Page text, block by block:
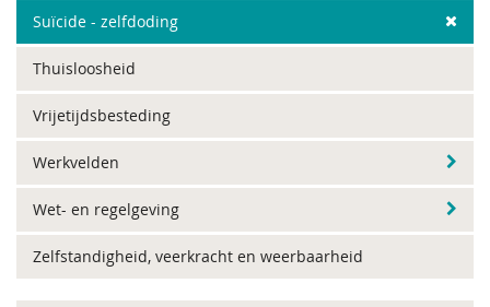
Suïcide - zelfdoding
Thuisloosheid
Vrijetijdsbesteding
Werkvelden
Wet- en regelgeving
Zelfstandigheid, veerkracht en weerbaarheid